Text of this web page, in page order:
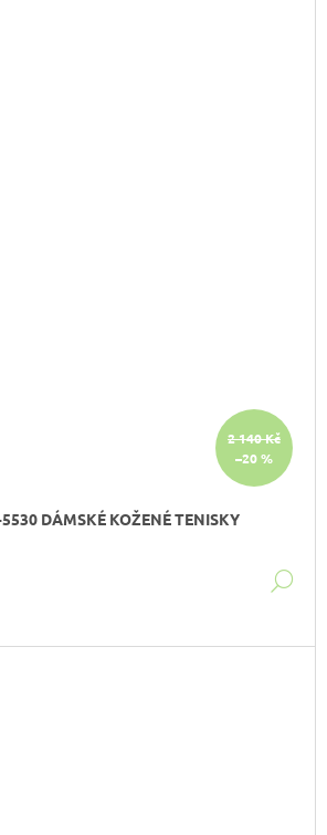
2 140 Kč
–20 %
DÁMSKÉ KOŽENÉ TENISKY